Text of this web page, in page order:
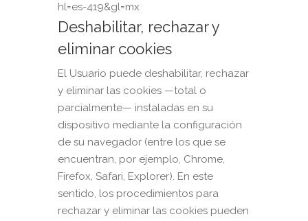
hl=es-419&gl=mx
Deshabilitar, rechazar y
eliminar cookies
El Usuario puede deshabilitar, rechazar
y eliminar las cookies —total o
parcialmente— instaladas en su
dispositivo mediante la configuración
de su navegador (entre los que se
encuentran, por ejemplo, Chrome,
Firefox, Safari, Explorer). En este
sentido, los procedimientos para
rechazar y eliminar las cookies pueden